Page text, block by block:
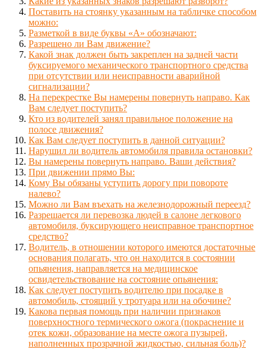
Поставить на стоянку указанным на табличке способом
можно:
Разметкой в виде буквы «А» обозначают:
Разрешено ли Вам движение?
Какой знак должен быть закреплен на задней части
буксируемого механического транспортного средства
при отсутствии или неисправности аварийной
сигнализации?
На перекрестке Вы намерены повернуть направо. Как
Вам следует поступить?
Кто из водителей занял правильное положение на
полосе движения?
Как Вам следует поступить в данной ситуации?
Нарушил ли водитель автомобиля правила остановки?
Вы намерены повернуть направо. Ваши действия?
При движении прямо Вы:
Кому Вы обязаны уступить дорогу при повороте
налево?
Можно ли Вам въехать на железнодорожный переезд?
Разрешается ли перевозка людей в салоне легкового
автомобиля, буксирующего неисправное транспортное
средство?
Водитель, в отношении которого имеются достаточные
основания полагать, что он находится в состоянии
опьянения, направляется на медицинское
освидетельствование на состояние опьянения:
Как следует поступить водителю при посадке в
автомобиль, стоящий у тротуара или на обочине?
Какова первая помощь при наличии признаков
поверхностного термического ожога (покраснение и
отек кожи, образование на месте ожога пузырей,
наполненных прозрачной жидкостью, сильная боль)?